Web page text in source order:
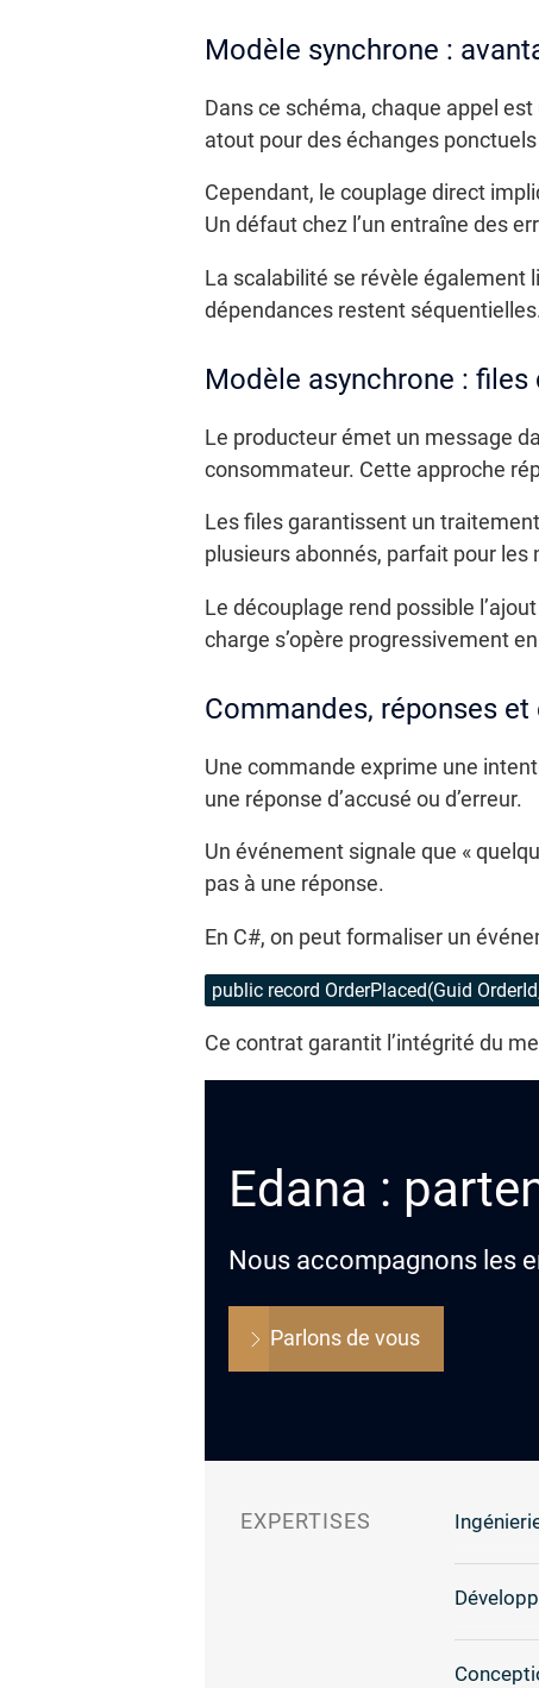
Modèle synchrone :
Dans ce schéma, chaque appel
atout pour des échanges
Cependant, le couplage direct
Un défaut chez l’un entraîne des
La scalabilité se révèle également
dépendances restent
Modèle asynchrone :
Le producteur émet un message
consommateur. Cette approche
Les files garantissent un
plusieurs abonnés, parfait pour les
Le découplage rend possible
charge s’opère progressivement
Commandes, réponses
Une commande exprime une
une réponse d’accusé ou d’erreur.
Un événement signale que «
pas à une réponse.
En C#, on peut formaliser un
public record OrderPlaced(Guid
Ce contrat garantit l’intégrité du
Edana :
Nous accompagnons les
Parlons de vous
EXPERTISES